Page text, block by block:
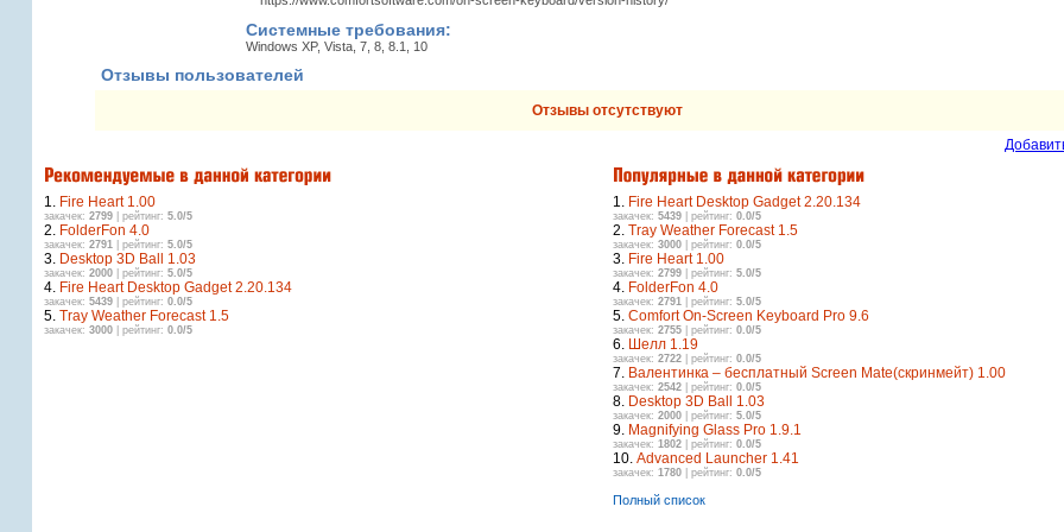
Системные требования:
Windows XP, Vista, 7, 8, 8.1, 10
Отзывы пользователей
Отзывы отсутствуют
1. Fire Heart 1.00
закачек: 2799 | рейтинг: 5.0/5
2. FolderFon 4.0
закачек: 2791 | рейтинг: 5.0/5
3. Desktop 3D Ball 1.03
закачек: 2000 | рейтинг: 5.0/5
4. Fire Heart Desktop Gadget 2.20.134
закачек: 5439 | рейтинг: 0.0/5
5. Tray Weather Forecast 1.5
закачек: 3000 | рейтинг: 0.0/5
1. Fire Heart Desktop Gadget 2.20.134
закачек: 5439 | рейтинг: 0.0/5
2. Tray Weather Forecast 1.5
закачек: 3000 | рейтинг: 0.0/5
3. Fire Heart 1.00
закачек: 2799 | рейтинг: 5.0/5
4. FolderFon 4.0
закачек: 2791 | рейтинг: 5.0/5
5. Comfort On-Screen Keyboard Pro 9.6
закачек: 2755 | рейтинг: 0.0/5
6. Шелл 1.19
закачек: 2722 | рейтинг: 0.0/5
7. Валентинка – бесплатный Screen Mate(скринмейт) 1.00
закачек: 2542 | рейтинг: 0.0/5
8. Desktop 3D Ball 1.03
закачек: 2000 | рейтинг: 5.0/5
9. Magnifying Glass Pro 1.9.1
закачек: 1802 | рейтинг: 0.0/5
10. Advanced Launcher 1.41
закачек: 1780 | рейтинг: 0.0/5
Полный список